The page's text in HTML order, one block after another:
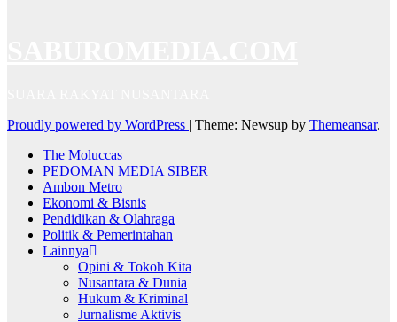
Proudly powered by WordPress | Theme: Newsup by Themeansar.
The Moluccas
PEDOMAN MEDIA SIBER
Ambon Metro
Ekonomi & Bisnis
Pendidikan & Olahraga
Politik & Pemerintahan
Lainnya
Opini & Tokoh Kita
Nusantara & Dunia
Hukum & Kriminal
Jurnalisme Aktivis